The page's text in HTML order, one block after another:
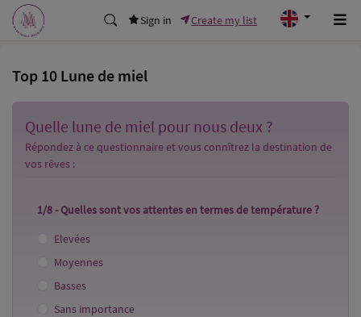
Sign in Create my list
Top 10 Lune de miel
Quelle lune de miel pour nous deux ?
Répondez à ce questionnaire et vous connîtrez la destination de
vos rêves :
1/8 - Quelles sont vos attentes en termes de température ?
Elevées
Moyennes
Basses
Sans importance